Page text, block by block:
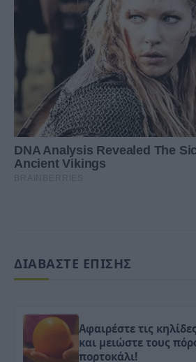
ΔΙΑΒΑΣΤΕ ΕΠΙΣΗΣ
Αφαιρέστε τις
και μειώστε τους
πορτοκάλι!